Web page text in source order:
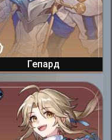
Гепард